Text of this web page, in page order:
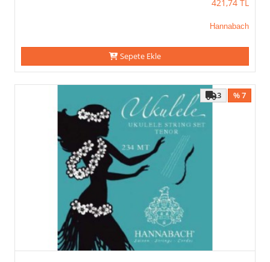
421,74 TL
Hannabach
Sepete Ekle
% 7
3